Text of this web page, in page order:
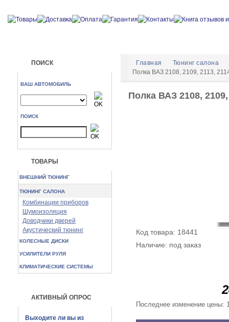
ПОИСК
ВАШ АВТОМОБИЛЬ
ПОИСК
ТОВАРЫ
ВНЕШНИЙ ТЮНИНГ
ТЮНИНГ САЛОНА
Комбинации приборов
Шумоизоляция
Доводчики дверей
Акустический тюнинг
КОЛЕСНЫЕ ДИСКИ
УСИЛИТЕЛИ РУЛЯ
КЛИМАТИЧЕСКИЕ СИСТЕМЫ
АКТИВНЫЙ ОПРОС
Выходите ли вы из
Главная
Тюнинг салона
Полка ВАЗ 2108, 2109, 2113,
Полка ВАЗ 2108,
Код товара: 18441
Наличие: под заказ
Последнее изменение цены: